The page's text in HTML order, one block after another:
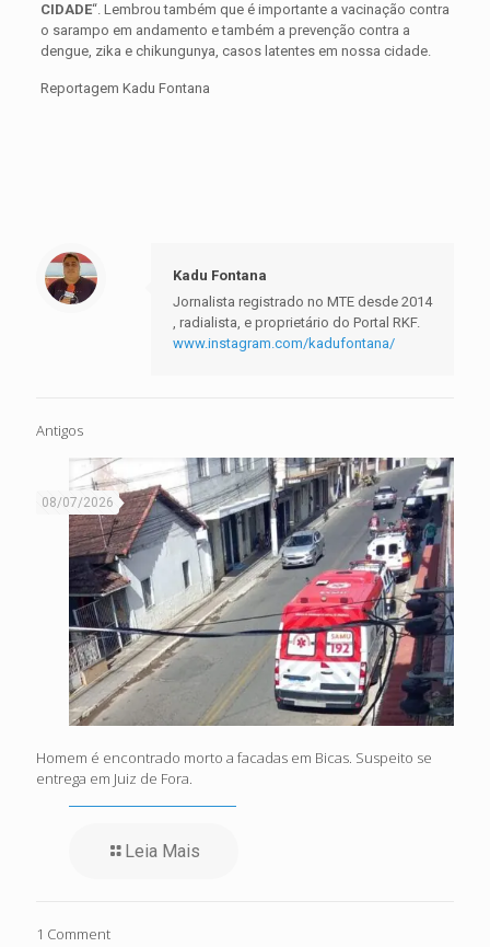
CIDADE“. Lembrou também que é importante a vacinação contra
o sarampo em andamento e também a prevenção contra a
dengue, zika e chikungunya, casos latentes em nossa cidade.
Reportagem Kadu Fontana
Kadu Fontana
Jornalista registrado no MTE desde 2014
, radialista, e proprietário do Portal RKF.
www.instagram.com/kadufontana/
Antigos
08/07/2026
Homem é encontrado morto a facadas em Bicas. Suspeito se
entrega em Juiz de Fora.
Leia Mais
1 Comment